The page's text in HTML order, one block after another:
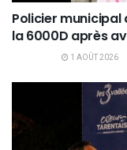
Policier municipal
la 6000D après
1 AOÛT 2026